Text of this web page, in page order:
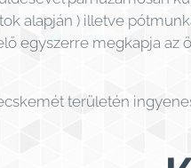
alapján ) illetve
egyszerre megkapja az
területén